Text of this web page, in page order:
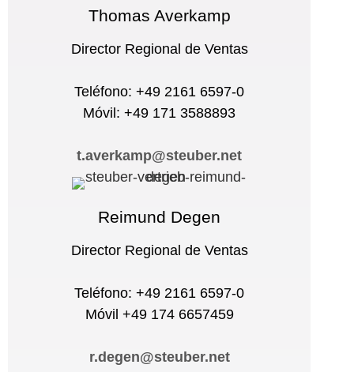
Thomas Averkamp
Director Regional de Ventas
Teléfono: +49 2161 6597-0
Móvil: +49 171 3588893
t.averkamp@steuber.net
Reimund Degen
Director Regional de Ventas
Teléfono: +49 2161 6597-0
Móvil +49 174 6657459
r.degen@steuber.net